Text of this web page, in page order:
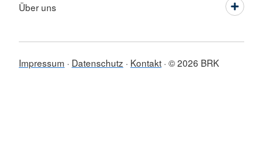
Über uns
Impressum Datenschutz Kontakt © 2026 BRK